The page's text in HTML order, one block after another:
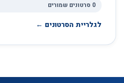
0 סרטונים שמורים
לגלריית הסרטונים ←